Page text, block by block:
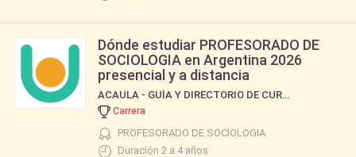
Dónde estudiar PROFESORADO DE
SOCIOLOGIA en Argentina 2026
presencial y a distancia
ACAULA - GUÍA Y DIRECTORIO DE CURSOS Y CARRERAS
Carrera
PROFESORADO DE SOCIOLOGIA
Duración 2 a 4 años